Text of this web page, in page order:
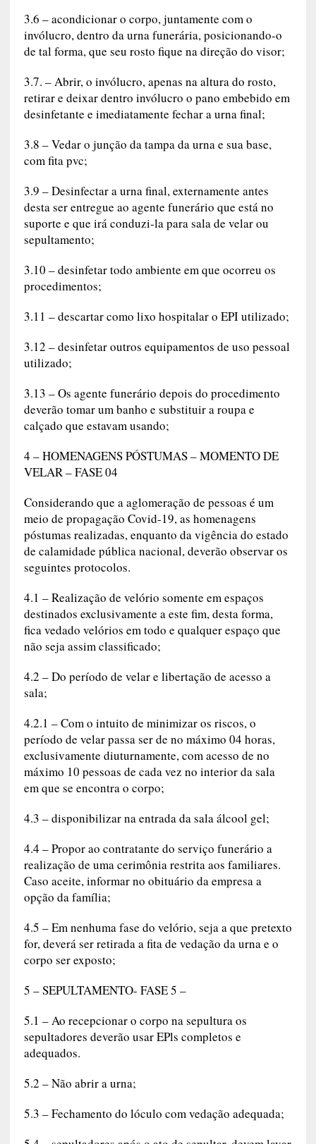
3.6 – acondicionar o corpo, juntamente com o
invólucro, dentro da urna funerária, posicionando-o
de tal forma, que seu rosto fique na direção do visor;
3.7. – Abrir, o invólucro, apenas na altura do rosto,
retirar e deixar dentro invólucro o pano embebido em
desinfetante e imediatamente fechar a urna final;
3.8 – Vedar o junção da tampa da urna e sua base,
com fita pvc;
3.9 – Desinfectar a urna final, externamente antes
desta ser entregue ao agente funerário que está no
suporte e que irá conduzi-la para sala de velar ou
sepultamento;
3.10 – desinfetar todo ambiente em que ocorreu os
procedimentos;
3.11 – descartar como lixo hospitalar o EPI utilizado;
3.12 – desinfetar outros equipamentos de uso pessoal
utilizado;
3.13 – Os agente funerário depois do procedimento
deverão tomar um banho e substituir a roupa e
calçado que estavam usando;
4 – HOMENAGENS PÓSTUMAS – MOMENTO DE
VELAR – FASE 04
Considerando que a aglomeração de pessoas é um
meio de propagação Covid-19, as homenagens
póstumas realizadas, enquanto da vigência do estado
de calamidade pública nacional, deverão observar os
seguintes protocolos.
4.1 – Realização de velório somente em espaços
destinados exclusivamente a este fim, desta forma,
fica vedado velórios em todo e qualquer espaço que
não seja assim classificado;
4.2 – Do período de velar e libertação de acesso a
sala;
4.2.1 – Com o intuito de minimizar os riscos, o
período de velar passa ser de no máximo 04 horas,
exclusivamente diuturnamente, com acesso de no
máximo 10 pessoas de cada vez no interior da sala
em que se encontra o corpo;
4.3 – disponibilizar na entrada da sala álcool gel;
4.4 – Propor ao contratante do serviço funerário a
realização de uma cerimônia restrita aos familiares.
Caso aceite, informar no obituário da empresa a
opção da família;
4.5 – Em nenhuma fase do velório, seja a que pretexto
for, deverá ser retirada a fita de vedação da urna e o
corpo ser exposto;
5 – SEPULTAMENTO- FASE 5 –
5.1 – Ao recepcionar o corpo na sepultura os
sepultadores deverão usar EPls completos e
adequados.
5.2 – Não abrir a urna;
5.3 – Fechamento do lóculo com vedação adequada;